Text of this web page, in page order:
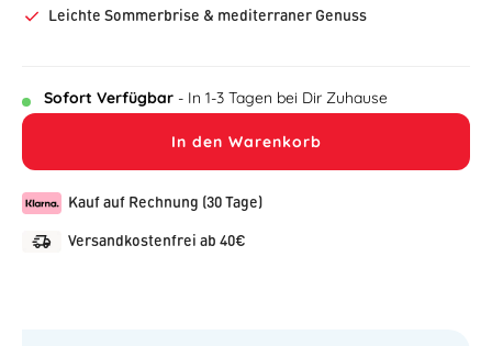
Leichte Sommerbrise & mediterraner Genuss
Sofort Verfügbar- In 1-3 Tagen bei Dir Zuhause
In den Warenkorb
Kauf auf Rechnung (30 Tage)
Versandkostenfrei ab 40€